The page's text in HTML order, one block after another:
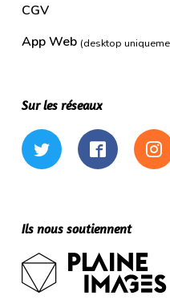
CGV
App Web (desktop
Sur les réseaux
Twitter Facebook
Ils nous soutiennent